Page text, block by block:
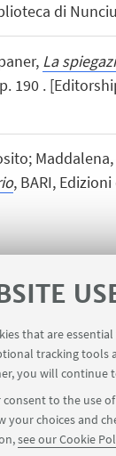
that are
tracking tools
you will continue
to the use
your choices and
see our Cookie
di
La
190 .
, BARI,